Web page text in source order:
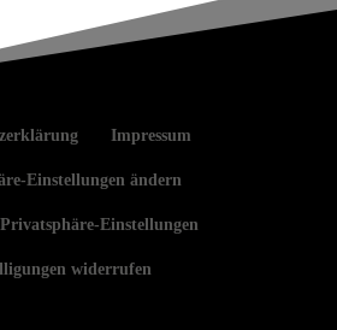
Impressum
Einstellungen ändern
Einstellungen
widerrufen